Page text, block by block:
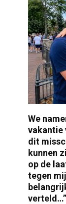
We
vakantie
dit
kunnen
op de
tegen
verteld…”